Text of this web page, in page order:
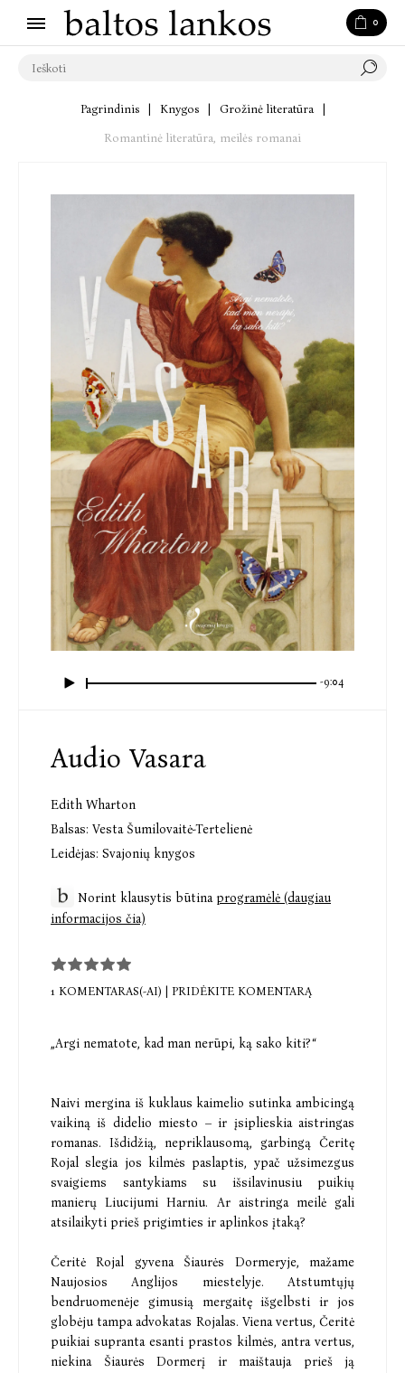
0
Pagrindinis Knygos Grožinė literatūra
Romantinė literatūra, meilės romanai
-9:04
Audio Vasara
Edith Wharton
Balsas: Vesta Šumilovaitė-Tertelienė
Leidėjas: Svajonių knygos
Norint klausytis būtinaprogramėlė (daugiau
informacijos čia)
1 KOMENTARAS(-AI) PRIDĖKITE KOMENTARĄ
„Argi nematote, kad man nerūpi, ką sako kiti?“
Naivi mergina iš kuklaus kaimelio sutinka ambicingą
vaikiną iš didelio miesto – ir įsiplieskia aistringas
romanas. Išdidžią, nepriklausomą, garbingą Čeritę
Rojal slegia jos kilmės paslaptis, ypač užsimezgus
svaigiems santykiams su išsilavinusiu puikių
manierų Liucijumi Harniu. Ar aistringa meilė gali
atsilaikyti prieš prigimties ir aplinkos įtaką?
Čeritė Rojal gyvena Šiaurės Dormeryje, mažame
Naujosios Anglijos miestelyje. Atstumtųjų
bendruomenėje gimusią mergaitę išgelbsti ir jos
globėju tampa advokatas Rojalas. Viena vertus, Čeritė
puikiai supranta esanti prastos kilmės, antra vertus,
niekina Šiaurės Dormerį ir maištauja prieš ją